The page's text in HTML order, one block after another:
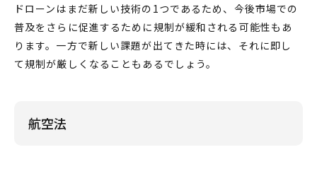
ドローンはまだ新しい技術の1つであるため、今後市場での
普及をさらに促進するために規制が緩和される可能性もあ
ります。一方で新しい課題が出てきた時には、それに即し
て規制が厳しくなることもあるでしょう。
航空法